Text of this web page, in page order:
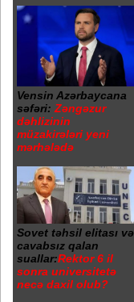
Vensin Azərbaycana
səfəri: Zəngəzur
dəhlizinin
müzakirələri yeni
mərhələdə
Sovet təhsil elitası və
cavabsız qalan
suallar:Rektor 6 il
sonra universitetə
necə daxil olub?